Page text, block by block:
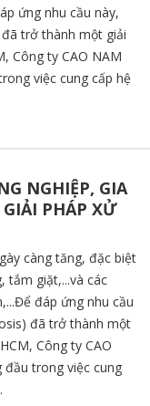
ứng nhu cầu này,
trở thành một giải
Công ty CAO NAM
việc cung cấp hệ
NGHIỆP, GIA
PHÁP XỬ
càng tăng, đặc biệt
tắm giặt,...và các
đáp ứng nhu cầu
đã trở thành một
Công ty CAO
trong việc cung